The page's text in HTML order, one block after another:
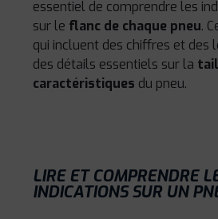
essentiel de comprendre les
sur le flanc de chaque pneu.
qui incluent des chiffres et des
des détails essentiels sur la
caractéristiques du pneu.
LIRE ET COMPRENDRE
INDICATIONS SUR UN